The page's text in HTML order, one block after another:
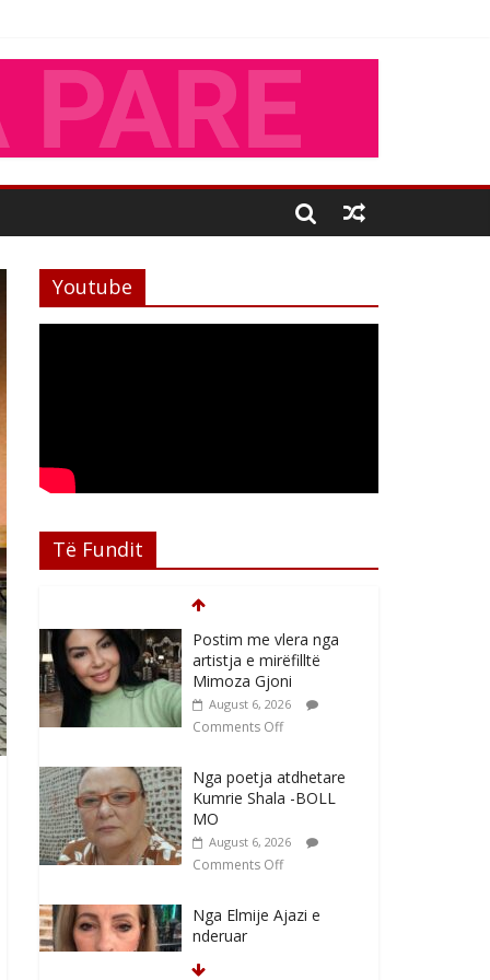
Youtube
Të Fundit
Postim me vlera nga
artistja e mirëfilltë
Mimoza Gjoni
August 6, 2026
Comments Off
Nga poetja atdhetare
Kumrie Shala -BOLL
MO
August 6, 2026
Comments Off
Nga Elmije Ajazi e
nderuar